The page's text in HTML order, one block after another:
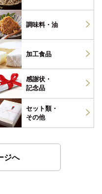
調味料・ 油
加工食品
感謝状・
記念品
セット類・
その他
ジへ